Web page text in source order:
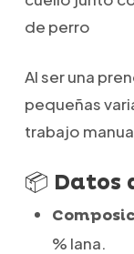
de perro
Al ser una
pequeñas
trabajo
📦 Datos
% lana.